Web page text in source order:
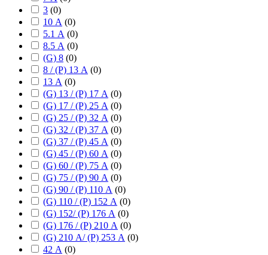
3 (0)
10 А (0)
5.1 А (0)
8.5 А (0)
(G) 8 (0)
8 / (P) 13 А (0)
13 А (0)
(G) 13 / (P) 17 А (0)
(G) 17 / (P) 25 А (0)
(G) 25 / (P) 32 А (0)
(G) 32 / (P) 37 А (0)
(G) 37 / (P) 45 А (0)
(G) 45 / (P) 60 А (0)
(G) 60 / (P) 75 А (0)
(G) 75 / (P) 90 А (0)
(G) 90 / (P) 110 А (0)
(G) 110 / (P) 152 А (0)
(G) 152/ (P) 176 А (0)
(G) 176 / (P) 210 А (0)
(G) 210 А/ (P) 253 А (0)
42 А (0)